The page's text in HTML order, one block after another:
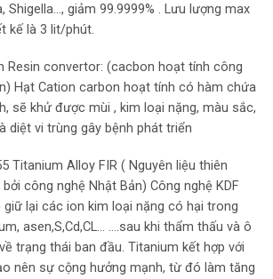
Shigella…, giảm 99.9999% . Lưu lượng max
kế là 3 lit/phút.
Resin convertor: (cacbon hoạt tính công
Hạt Cation carbon hoạt tính có hàm chứa
sẽ khử được mùi , kim loại nặng, màu sắc,
diệt vi trùng gây bệnh phát triển
Titanium Alloy FIR ( Nguyên liệu thiên
công nghệ Nhật Bản) Công nghệ KDF
lại các ion kim loại nặng có hại trong
asen,S,Cd,CL… ….sau khi thẩm thấu và ô
trạng thái ban đầu. Titanium kết hợp với
nên sự cộng hưởng mạnh, từ đó làm tăng